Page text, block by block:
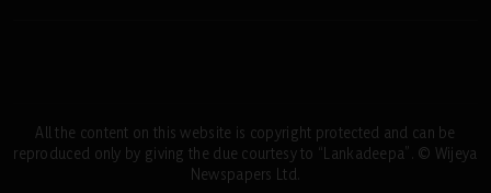
All the content on this website is copyright protected and can be
reproduced only by giving the due courtesy to “Lankadeepa”. © Wijeya
Newspapers Ltd.